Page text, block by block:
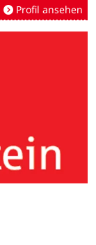
Profil ansehen